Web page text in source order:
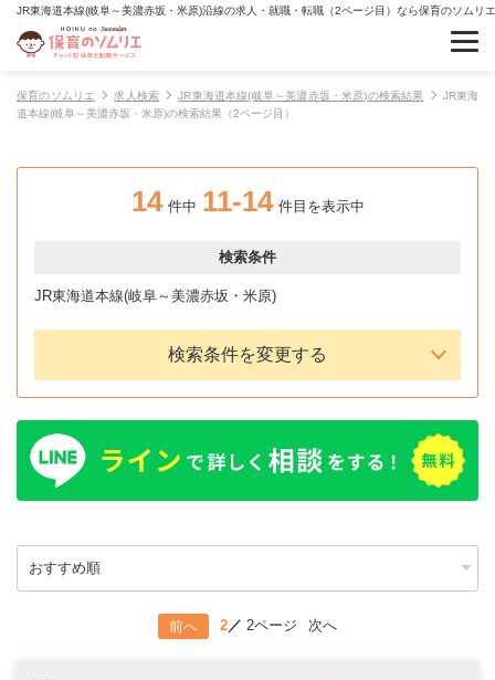
JR東海道本線(岐阜～美濃赤坂・米原)沿線の求人・就職・転職（2ページ目）なら保育のソムリエ
保育のソムリエ 求人検索 JR東海道本線(岐阜～美濃赤坂・米原)の検索結果
JR東海
道本線(岐阜～美濃赤坂・米原)の検索結果（2ページ目）
14 件中 11-14 件目を表示中
検索条件
JR東海道本線(岐阜～美濃赤坂・米原)
検索条件を変更する
前へ 2 2ページ 次へ